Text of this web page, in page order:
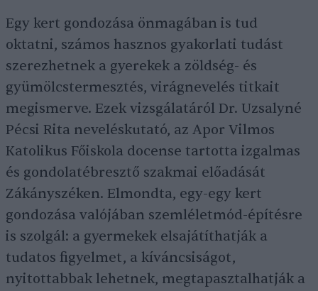
Egy kert gondozása önmagában is tud
oktatni, számos hasznos gyakorlati tudást
szerezhetnek a gyerekek a zöldség- és
gyümölcstermesztés, virágnevelés titkait
megismerve. Ezek vizsgálatáról Dr. Uzsalyné
Pécsi Rita neveléskutató, az Apor Vilmos
Katolikus Főiskola docense tartotta izgalmas
és gondolatébresztő szakmai előadását
Zákányszéken. Elmondta, egy-egy kert
gondozása valójában szemléletmód-építésre
is szolgál: a gyermekek elsajátíthatják a
tudatos figyelmet, a kíváncsiságot,
nyitottabbak lehetnek, megtapasztalhatják a